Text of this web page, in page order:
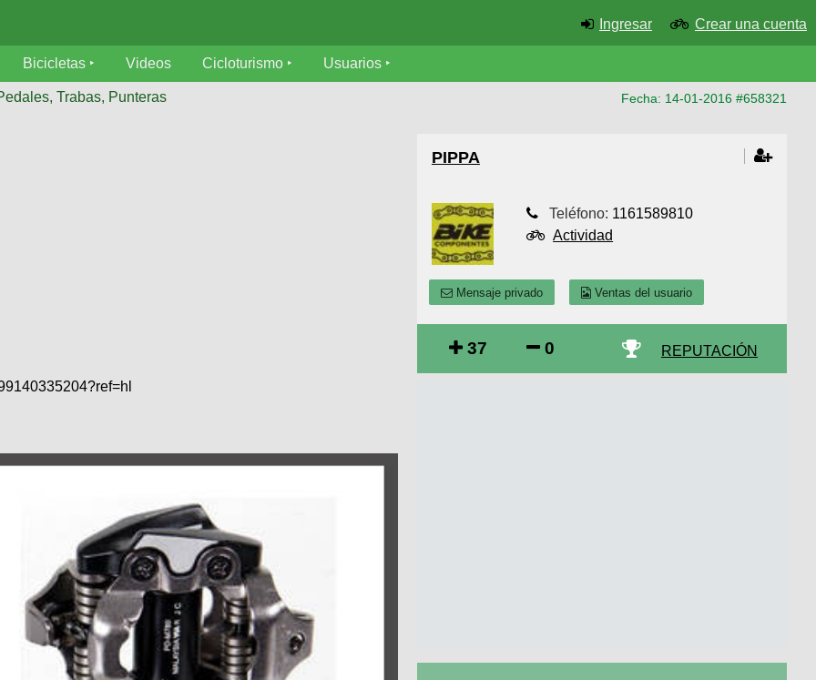
Ingresar Crear una cuenta
Bicicletas Videos Cicloturismo Usuarios
Trabas, Punteras Fecha: 14-01-2016 #658321
PIPPA
Teléfono: 1161589810
Actividad
Mensaje privado Ventas del usuario
37 0 REPUTACIÓN